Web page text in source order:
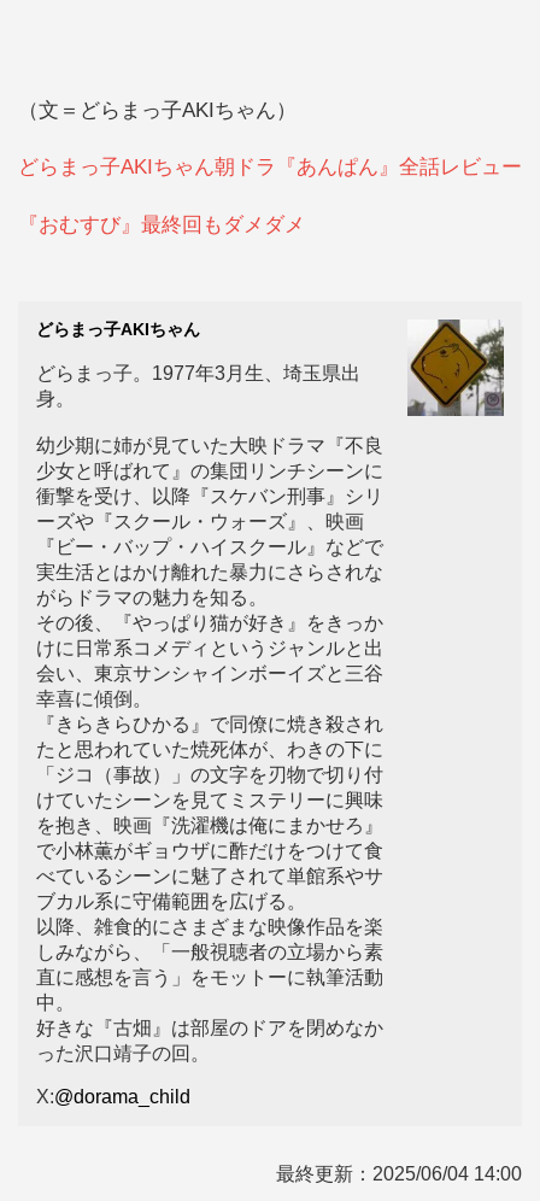
（文＝どらまっ子AKIちゃん）
どらまっ子AKIちゃん朝ドラ『あんぱん』全話レビュー
『おむすび』最終回もダメダメ
どらまっ子AKIちゃん
どらまっ子。1977年3月生、埼玉県出
身。
幼少期に姉が見ていた大映ドラマ『不良
少女と呼ばれて』の集団リンチシーンに
衝撃を受け、以降『スケバン刑事』シリ
ーズや『スクール・ウォーズ』、映画
『ビー・バップ・ハイスクール』などで
実生活とはかけ離れた暴力にさらされな
がらドラマの魅力を知る。
その後、『やっぱり猫が好き』をきっか
けに日常系コメディというジャンルと出
会い、東京サンシャインボーイズと三谷
幸喜に傾倒。
『きらきらひかる』で同僚に焼き殺され
たと思われていた焼死体が、わきの下に
「ジコ（事故）」の文字を刃物で切り付
けていたシーンを見てミステリーに興味
を抱き、映画『洗濯機は俺にまかせろ』
で小林薫がギョウザに酢だけをつけて食
べているシーンに魅了されて単館系やサ
ブカル系に守備範囲を広げる。
以降、雑食的にさまざまな映像作品を楽
しみながら、「一般視聴者の立場から素
直に感想を言う」をモットーに執筆活動
中。
好きな『古畑』は部屋のドアを閉めなか
った沢口靖子の回。
X:@dorama_child
最終更新： 2025/06/04 14:00